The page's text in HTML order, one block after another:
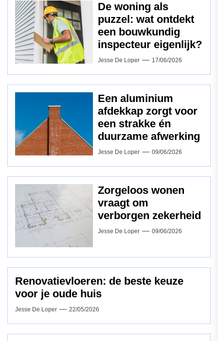
De woning als
puzzel: wat ontdekt
een bouwkundig
inspecteur eigenlijk?
Jesse De Loper 17/06/2026
Een aluminium
afdekkap zorgt voor
een strakke én
duurzame afwerking
Jesse De Loper 09/06/2026
Zorgeloos wonen
vraagt om
verborgen zekerheid
Jesse De Loper 09/06/2026
Renovatievloeren: de beste keuze
voor je oude huis
Jesse De Loper 22/05/2026